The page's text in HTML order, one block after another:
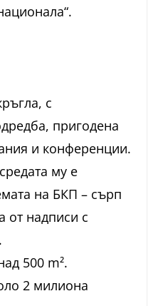
с
пригодена
и конференции.
му е
на БКП – сърп
от надписи с
500 m².
2 милиона